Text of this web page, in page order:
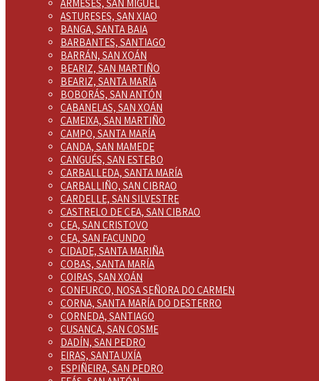
ARMESES, SAN MIGUEL
ASTURESES, SAN XIAO
BANGA, SANTA BAIA
BARBANTES, SANTIAGO
BARRÁN, SAN XOÁN
BEARIZ, SAN MARTIÑO
BEARIZ, SANTA MARÍA
BOBORÁS, SAN ANTÓN
CABANELAS, SAN XOÁN
CAMEIXA, SAN MARTIÑO
CAMPO, SANTA MARÍA
CANDA, SAN MAMEDE
CANGUÉS, SAN ESTEBO
CARBALLEDA, SANTA MARÍA
CARBALLIÑO, SAN CIBRAO
CARDELLE, SAN SILVESTRE
CASTRELO DE CEA, SAN CIBRAO
CEA, SAN CRISTOVO
CEA, SAN FACUNDO
CIDADE, SANTA MARIÑA
COBAS, SANTA MARÍA
COIRAS, SAN XOÁN
CONFURCO, NOSA SEÑORA DO CARMEN
CORNA, SANTA MARÍA DO DESTERRO
CORNEDA, SANTIAGO
CUSANCA, SAN COSME
DADÍN, SAN PEDRO
EIRAS, SANTA UXÍA
ESPIÑEIRA, SAN PEDRO